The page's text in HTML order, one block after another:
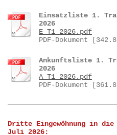
Einsatzliste 1.
2026
E_T1_2026.pdf
PDF-Dokument
Ankunftsliste 1.
2026
A_T1_2026.pdf
PDF-Dokument
Dritte Eingewöhnung in die
Juli 2026: